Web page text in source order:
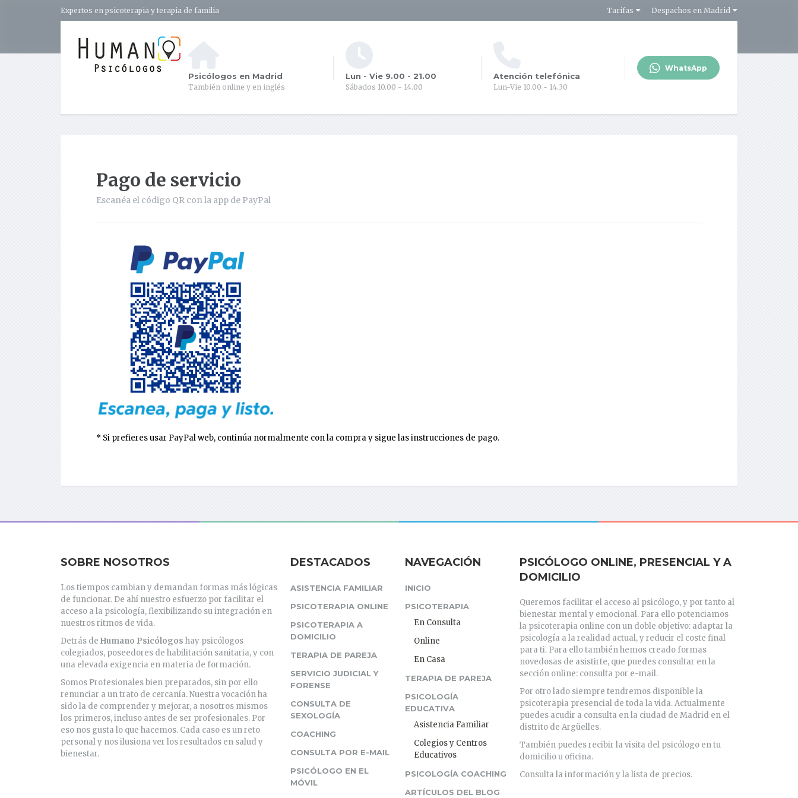
Expertos en psicoterapia y terapia de familia Tarifas Despachos en Madrid
Psicólogos en Madrid
También online y en inglés
Lun - Vie 9.00 - 21.00
Sábados 10.00 - 14.00
Atención telefónica
Lun-Vie 10.00 - 14.30
WhatsApp
Pago de servicio
Escanéa el código QR con la app de PayPal
* Si prefieres usar PayPal web, continúa normalmente con la compra y sigue las instrucciones de pago.
SOBRE NOSOTROS
Los tiempos cambian y demandan formas más lógicas
de funcionar. De ahí nuestro esfuerzo por facilitar el
acceso a la psicología, flexibilizando su integración en
nuestros ritmos de vida.
Detrás de Humano Psicólogos hay psicólogos
colegiados, poseedores de habilitación sanitaria, y con
una elevada exigencia en materia de formación.
Somos Profesionales bien preparados, sin por ello
renunciar a un trato de cercanía. Nuestra vocación ha
sido la de comprender y mejorar, a nosotros mismos
los primeros, incluso antes de ser profesionales. Por
eso nos gusta lo que hacemos. Cada caso es un reto
personal y nos ilusiona ver los resultados en salud y
bienestar.
DESTACADOS
ASISTENCIA FAMILIAR
PSICOTERAPIA ONLINE
PSICOTERAPIA A
DOMICILIO
TERAPIA DE PAREJA
SERVICIO JUDICIAL Y
FORENSE
CONSULTA DE
SEXOLOGÍA
COACHING
CONSULTA POR E-MAIL
PSICÓLOGO EN EL
MÓVIL
NAVEGACIÓN
INICIO
PSICOTERAPIA
En Consulta
Online
En Casa
TERAPIA DE PAREJA
PSICOLOGÍA
EDUCATIVA
Asistencia Familiar
Colegios y Centros
Educativos
PSICOLOGÍA COACHING
ARTÍCULOS DEL BLOG
PSICÓLOGO ONLINE, PRESENCIAL Y A
DOMICILIO
Queremos facilitar el acceso al psicólogo, y por tanto al
bienestar mental y emocional. Para ello potenciamos
la psicoterapia online con un doble objetivo: adaptar la
psicología a la realidad actual, y reducir el coste final
para ti. Para ello también hemos creado formas
novedosas de asistirte, que puedes consultar en la
sección online: consulta por e-mail.
Por otro lado siempre tendremos disponible la
psicoterapia presencial de toda la vida. Actualmente
puedes acudir a consulta en la ciudad de Madrid en el
distrito de Argüelles.
También puedes recibir la visita del psicólogo en tu
domicilio u oficina.
Consulta la información y la lista de precios.